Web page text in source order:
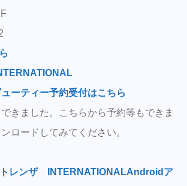
ーティー予約受付はこちら
きました。こちらから予約等もできま
ロードしてみてください。
レンザ INTERNATIONALAndroidア